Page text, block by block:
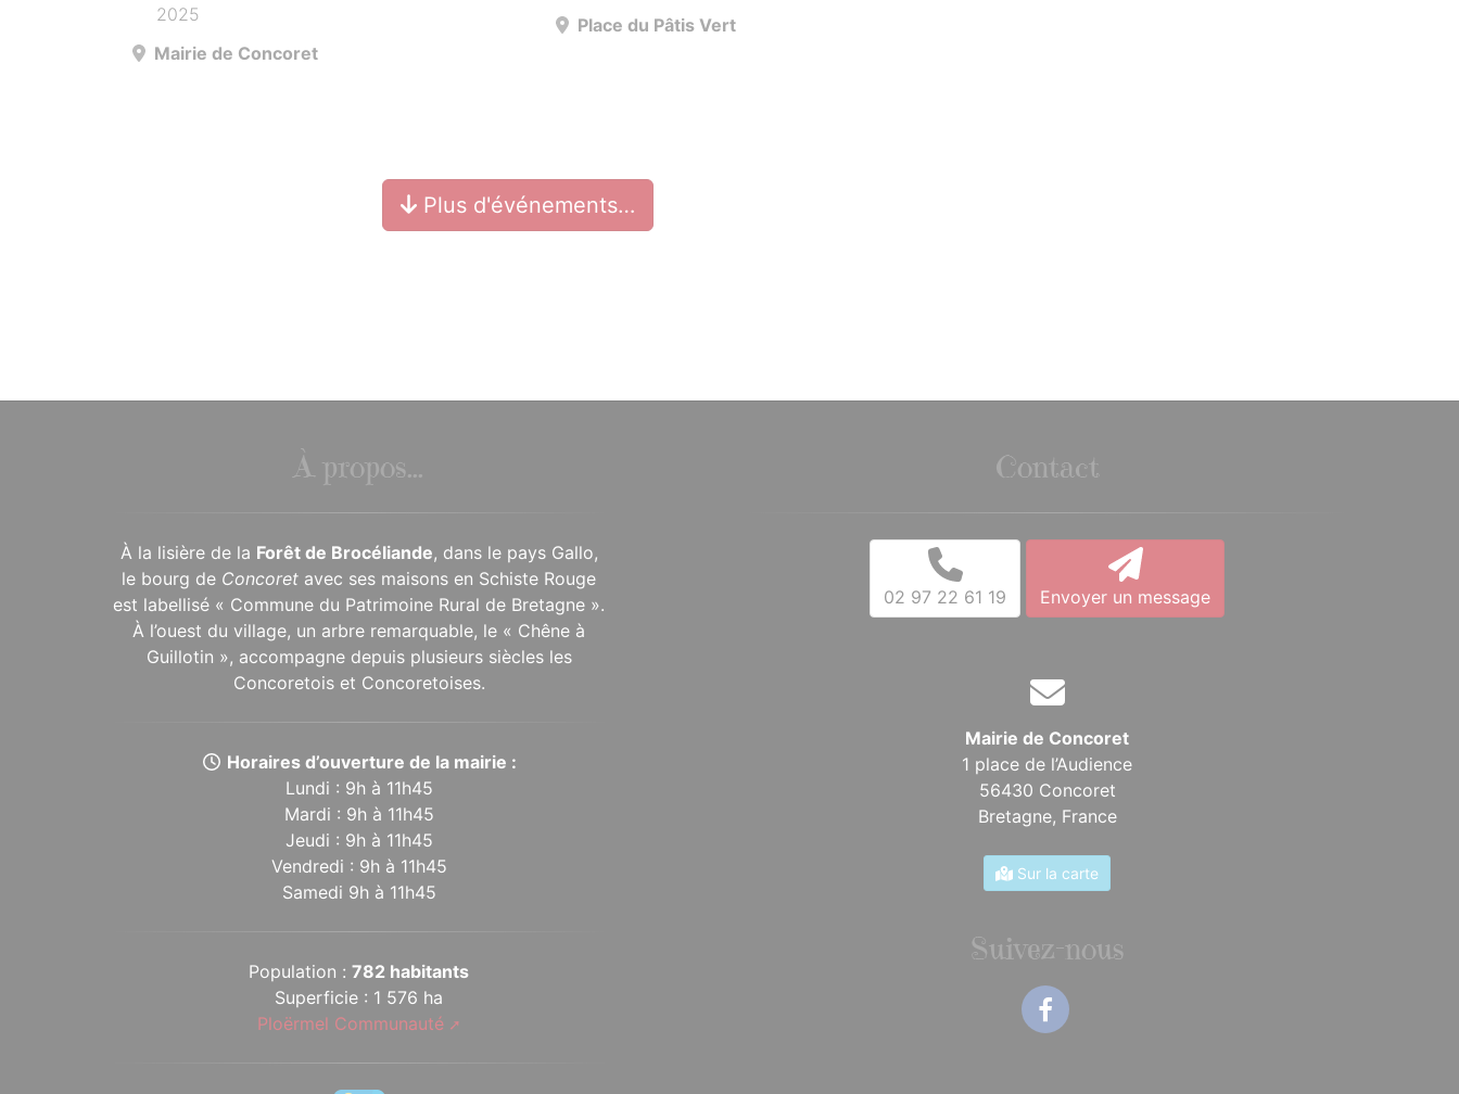
2025
Mairie de Concoret
Place du Pâtis Vert
Plus d'événements…
À propos...
À la lisière de la Forêt de Brocéliande, dans le pays Gallo,
le bourg de Concoret avec ses maisons en Schiste Rouge
est labellisé « Commune du Patrimoine Rural de Bretagne ».
À l’ouest du village, un arbre remarquable, le « Chêne à
Guillotin », accompagne depuis plusieurs siècles les
Concoretois et Concoretoises.
Horaires d’ouverture de la mairie :
Lundi : 9h à 11h45
Mardi : 9h à 11h45
Jeudi : 9h à 11h45
Vendredi : 9h à 11h45
Samedi 9h à 11h45
Population :782 habitants
Superficie : 1 576 ha
Ploërmel Communauté
Contact
02 97 22 61 19 Envoyer un message
Mairie de Concoret
1 place de l’Audience
56430 Concoret
Bretagne, France
Sur la carte
Suivez-nous